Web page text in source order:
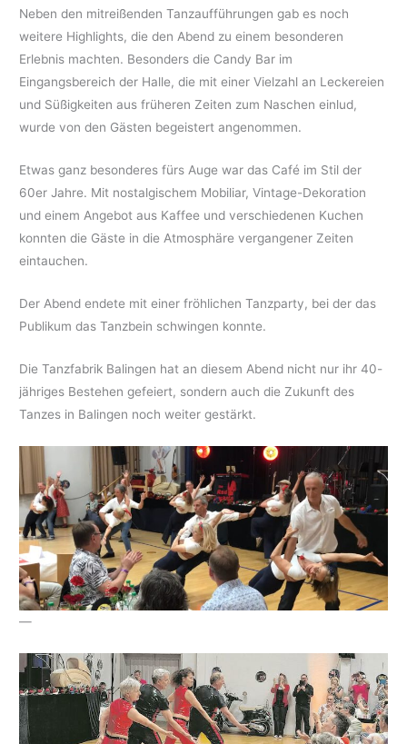
Neben den mitreißenden Tanzaufführungen gab es noch
weitere Highlights, die den Abend zu einem besonderen
Erlebnis machten. Besonders die Candy Bar im
Eingangsbereich der Halle, die mit einer Vielzahl an Leckereien
und Süßigkeiten aus früheren Zeiten zum Naschen einlud,
wurde von den Gästen begeistert angenommen.
Etwas ganz besonderes fürs Auge war das Café im Stil der
60er Jahre. Mit nostalgischem Mobiliar, Vintage-Dekoration
und einem Angebot aus Kaffee und verschiedenen Kuchen
konnten die Gäste in die Atmosphäre vergangener Zeiten
eintauchen.
Der Abend endete mit einer fröhlichen Tanzparty, bei der das
Publikum das Tanzbein schwingen konnte.
Die Tanzfabrik Balingen hat an diesem Abend nicht nur ihr 40-
jähriges Bestehen gefeiert, sondern auch die Zukunft des
Tanzes in Balingen noch weiter gestärkt.
—